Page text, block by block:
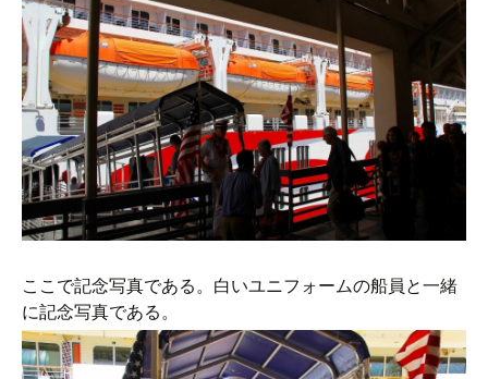
ここで記念写真である。白いユニフォームの船員と一緒
に記念写真である。